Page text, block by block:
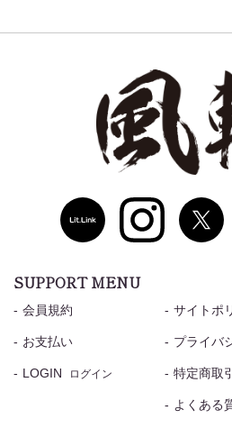
SUPPORT MENU
会員規約
お支払い
LOGIN ログイン
サイトポ
プライバ
特定商取
よくある